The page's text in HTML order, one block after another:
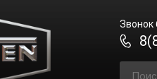
Звонок